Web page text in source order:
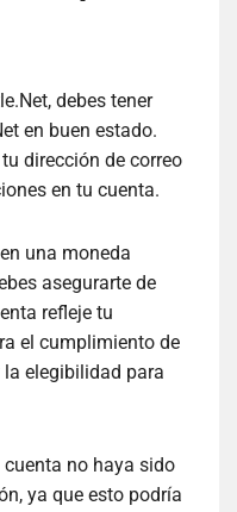
debes tener
en buen estado.
dirección de correo
en tu cuenta.
una moneda
asegurarte de
refleje tu
el cumplimiento de
elegibilidad para
cuenta no haya sido
ya que esto podría